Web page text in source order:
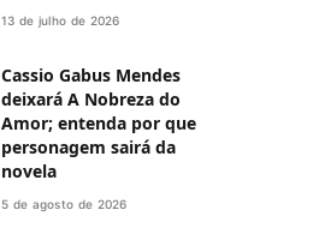
13 de julho de 2026
Cassio Gabus Mendes
deixará A Nobreza do
Amor; entenda por que
personagem sairá da
novela
5 de agosto de 2026